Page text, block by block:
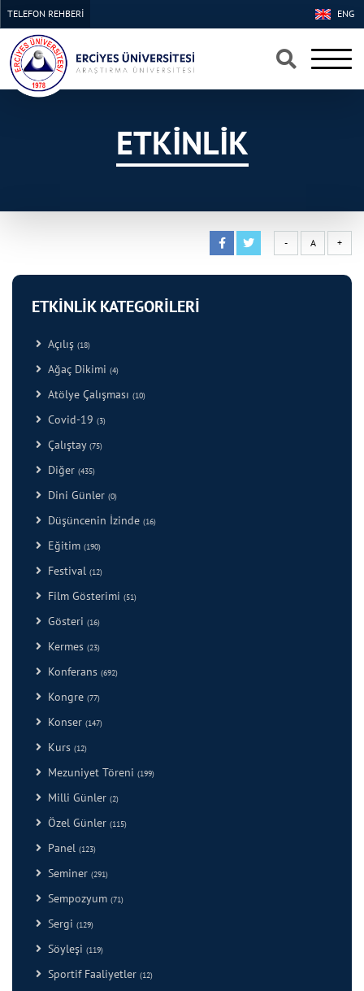
×
×
ENG
TELEFON REHBERİ
ETKİNLİK
- A +
ETKİNLİK KATEGORİLERİ
Açılış (18)
Ağaç Dikimi (4)
Atölye Çalışması (10)
Covid-19 (3)
Çalıştay (75)
Diğer (435)
Dini Günler (0)
Düşüncenin İzinde (16)
Eğitim (190)
Festival (12)
Film Gösterimi (51)
Gösteri (16)
Kermes (23)
Konferans (692)
Kongre (77)
Konser (147)
Kurs (12)
Mezuniyet Töreni (199)
Milli Günler (2)
Özel Günler (115)
Panel (123)
Seminer (291)
Sempozyum (71)
Sergi (129)
Söyleşi (119)
Sportif Faaliyetler (12)